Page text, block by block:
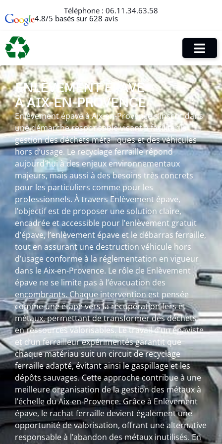
Téléphone : 06.11.34.63.58
4.8/5 basés sur 628 avis
ENLÈVEMENT ÉPAVE
À AIX-EN-PROVENCE
Enlèvement épave à Aix-en-Provence s’inscrit dans
une démarche responsable visant à faciliter la
gestion des déchets métalliques et des véhicules
hors d’usage. Le recyclage ferraille répond
aujourd’hui à des enjeux environnementaux
majeurs, mais aussi à des besoins très concrets
pour les particuliers comme pour les
professionnels. À travers Enlèvement épave,
l’objectif est de proposer une solution claire,
encadrée et accessible pour l’enlèvement gratuit
d’épave, l’enlèvement épave et le débarras ferraille,
tout en assurant une destruction véhicule hors
d’usage conforme à la réglementation en vigueur
dans le Aix-en-Provence. Le rôle de Enlèvement
épave ne se limite pas à l’évacuation des
encombrants. Chaque intervention est pensée
comme une étape vers la récupération fers et
métaux, permettant de transformer des déchets
en ressources valorisables. Le travail d’un épaviste
et d’un ferrailleur expérimentés garantit que
chaque matériau suit un circuit de recyclage
ferraille adapté, évitant ainsi le gaspillage et les
dépôts sauvages. Cette approche contribue à une
meilleure organisation de la gestion des métaux à
l’échelle du Aix-en-Provence. Grâce à Enlèvement
épave, le rachat ferraille devient également une
opportunité de valorisation, offrant une alternative
responsable à l’abandon des métaux inutilisés. En